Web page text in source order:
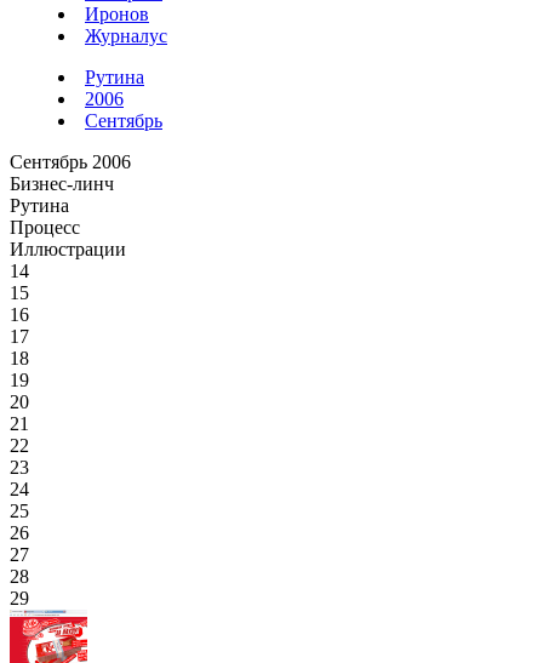
Иронов
Журналус
Рутина
2006
Сентябрь
Сентябрь 2006
Бизнес-линч
Рутина
Процесс
Иллюстрации
14
15
16
17
18
19
20
21
22
23
24
25
26
27
28
29